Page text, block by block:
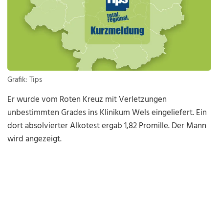
Grafik: Tips
Er wurde vom Roten Kreuz mit Verletzungen
unbestimmten Grades ins Klinikum Wels eingeliefert. Ein
dort absolvierter Alkotest ergab 1,82 Promille. Der Mann
wird angezeigt.